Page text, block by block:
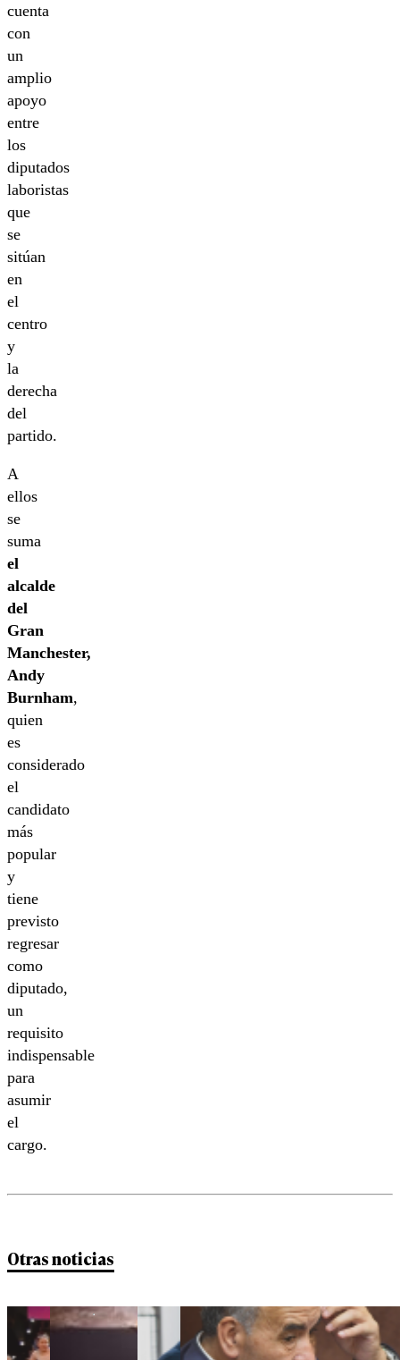
cuenta
con
un
amplio
apoyo
entre
los
diputados
laboristas
que
se
sitúan
en
el
centro
y
la
derecha
del
partido.
A
ellos
se
suma
el
alcalde
del
Gran
Manchester,
Andy
Burnham,
quien
es
considerado
el
candidato
más
popular
y
tiene
previsto
regresar
como
diputado,
un
requisito
indispensable
para
asumir
el
cargo.
Otras noticias